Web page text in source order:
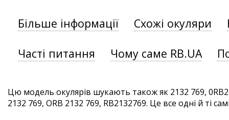
Більше інформації Схожі окуляри
Часті питання Чому саме RB.UA
Цю модель окулярів шукають також як 2132 769,
2132 769, ORB 2132 769, RB2132769. Це все одні й ті